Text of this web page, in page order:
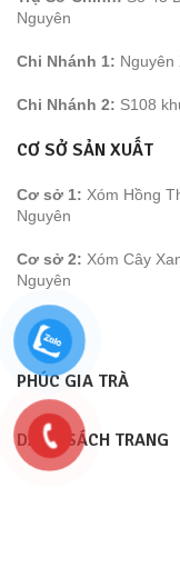
Nguyên
Chi Nhánh 1: Nguyên
Chi Nhánh 2: S108
CƠ SỞ SẢN XUẤT
Cơ sở 1: Xóm Hồng
Nguyên
Cơ sở 2: Xóm Cây
Nguyên
PHÚC GIA TRÀ
DANH SÁCH TRANG